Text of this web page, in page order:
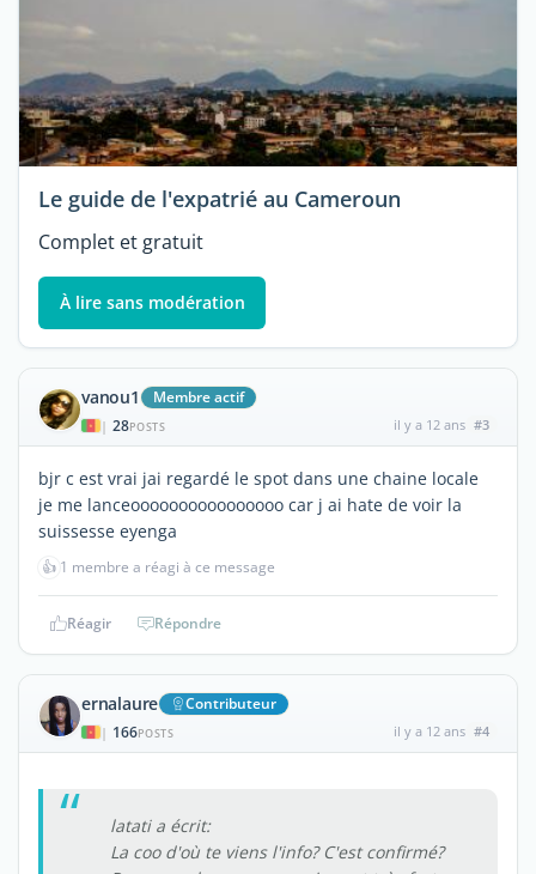
Le guide de l'expatrié au Cameroun
Complet et gratuit
À lire sans modération
vanou1 Membre actif
| 28POSTS il y a 12 ans #3
bjr c est vrai jai regardé le spot dans une chaine locale
je me lanceoooooooooooooooo car j ai hate de voir la
suissesse eyenga
👍 1 membre a réagi à ce message
Réagir Répondre
ernalaure Contributeur
| 166POSTS il y a 12 ans #4
latati a écrit:
La coo d'où te viens l'info? C'est confirmé?